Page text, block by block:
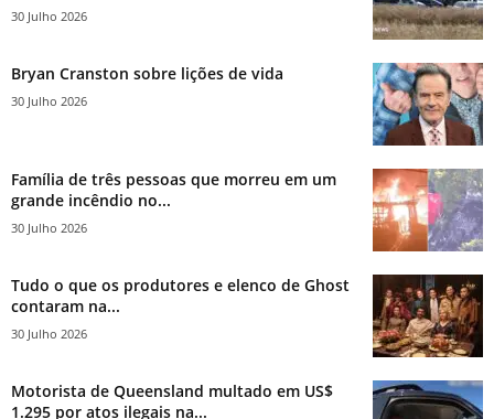
30 Julho 2026
Bryan Cranston sobre lições de vida
30 Julho 2026
Família de três pessoas que morreu em um
grande incêndio no...
30 Julho 2026
Tudo o que os produtores e elenco de Ghost
contaram na...
30 Julho 2026
Motorista de Queensland multado em US$
1.295 por atos ilegais na...